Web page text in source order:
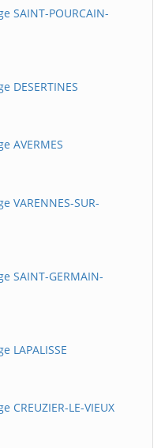
SAINT-POURCAIN-
DESERTINES
AVERMES
VARENNES-SUR-
SAINT-GERMAIN-
LAPALISSE
LE-VIEUX